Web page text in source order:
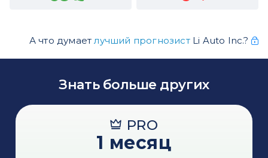
А что думаетлучший прогнозистLi Auto Inc.?
Знать больше других
PRO
1 месяц